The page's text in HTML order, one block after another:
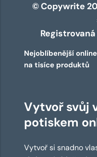
© Copywrite
Nejoblíbenější
na tisíce produktů
Vytvoř svůj
potiskem
Vytvoř si snadno